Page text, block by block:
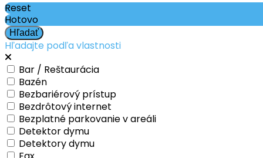
Reset
Hotovo
Hľadajte podľa vlastnosti
Bar / Reštaurácia
Bazén
Bezbariérový prístup
Bezdrôtový internet
Bezplatné parkovanie v areáli
Detektor dymu
Detektory dymu